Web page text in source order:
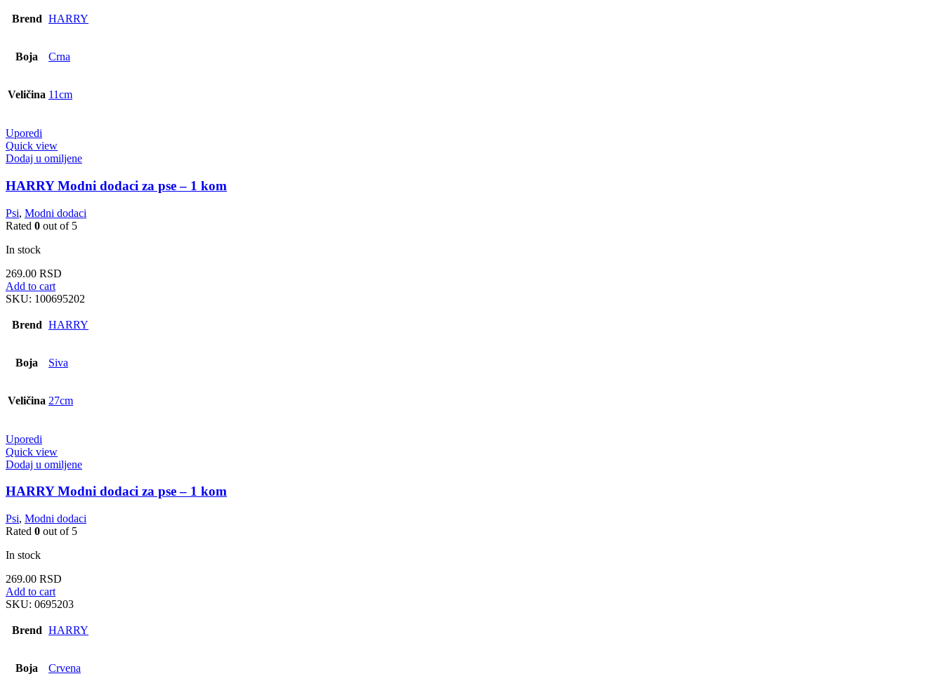
Brend HARRY
Boja Crna
Veličina 11cm
Uporedi
Quick view
Dodaj u omiljene
HARRY Modni dodaci za pse – 1 kom
Psi, Modni dodaci
Rated 0 out of 5
In stock
269.00 RSD
Add to cart
SKU: 100695202
Brend HARRY
Boja Siva
Veličina 27cm
Uporedi
Quick view
Dodaj u omiljene
HARRY Modni dodaci za pse – 1 kom
Psi, Modni dodaci
Rated 0 out of 5
In stock
269.00 RSD
Add to cart
SKU: 0695203
Brend HARRY
Boja Crvena